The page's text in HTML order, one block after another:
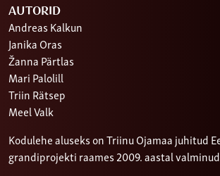
AUTORID
Andreas Kalkun
Janika Oras
Žanna Pärtlas
Mari Palolill
Triin Rätsep
Meel Valk
Kodulehe aluseks on Triinu Ojamaa juhitud
grandiprojekti raames 2009. aastal